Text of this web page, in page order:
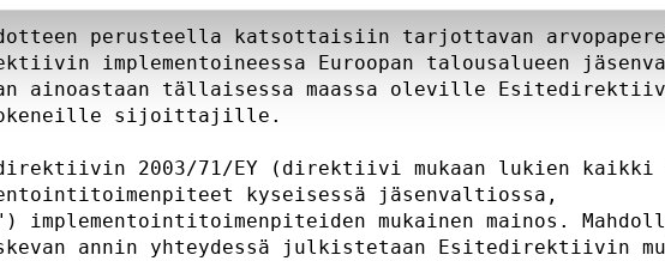
perusteella katsottaisiin tarjottavan
implementoineessa Euroopan talousalueen
ainoastaan tällaisessa maassa oleville
kokeneille
direktiivin 2003/71/EY (direktiivi mukaan lukien
kyseisessä
mukainen mainos.
annin yhteydessä julkistetaan Esitedirektiivin